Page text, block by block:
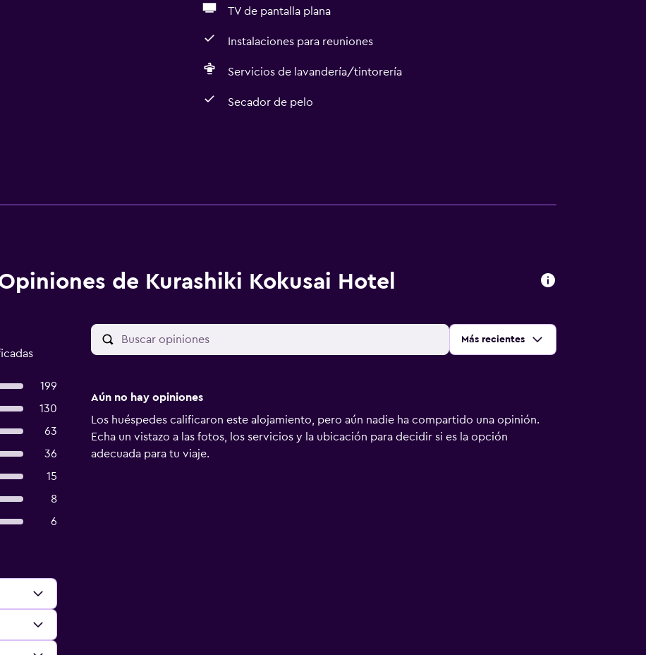
TV de pantalla plana
Instalaciones para reuniones
Servicios de lavandería/tintorería
Secador de pelo
de Kurashiki Kokusai Hotel
199
130
63
36
15
8
6
Ordenar por:
Más recientes
Aún no hay opiniones
Los huéspedes calificaron este alojamiento, pero aún nadie ha compartido una opinión.
Echa un vistazo a las fotos, los servicios y la ubicación para decidir si es la opción
adecuada para tu viaje.